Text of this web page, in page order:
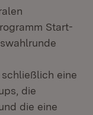
Start-
eine
die
die eine